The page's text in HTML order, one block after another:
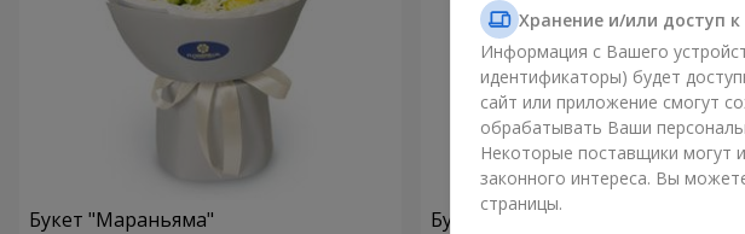
Букет "Мараньяма" Букет "Сказка моей жизни"
Хранение и/или доступ
Информация с Вашего
идентификаторы) будет
сайт или приложение смогут
обрабатывать Ваши
Некоторые поставщики могут
законного интереса. Вы
страницы.